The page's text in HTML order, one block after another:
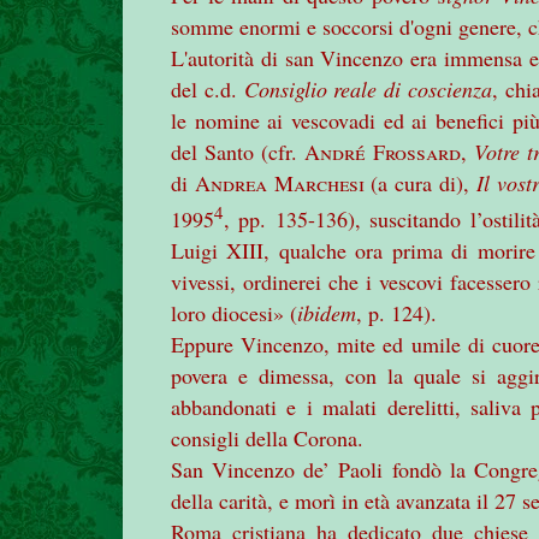
somme enormi e soccorsi d'ogni
L'autorità di san Vincenzo era immensa
del c.d. Consiglio reale di coscienza,
le nomine ai vescovadi ed ai benefici
del Santo (cfr. André Frossard, Votre
di Andrea Marchesi(a cura di), Il
19954, pp. 135-136), suscitando
Luigi XIII, qualche ora prima di
vivessi, ordinerei che i vescovi
loro diocesi» (ibidem, p. 124).
Eppure Vincenzo, mite ed umile di
povera e dimessa, con la quale si
abbandonati e i malati derelitti, saliva
consigli della Corona.
San Vincenzo de’ Paoli fondò la
della carità, e morì in età avanzata il 27
Roma cristiana ha dedicato due